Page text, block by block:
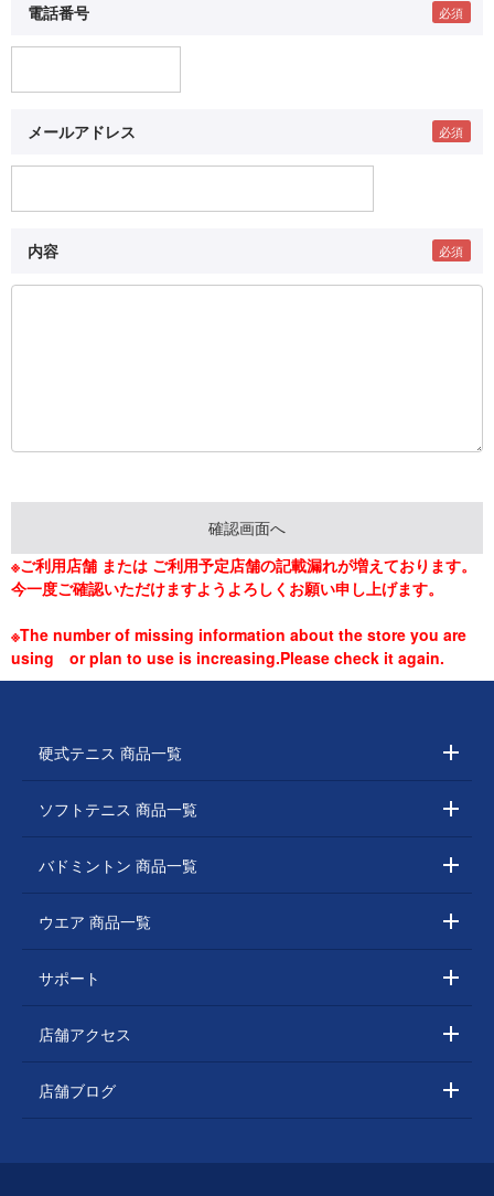
電話番号
メールアドレス
内容
※ご利用店舗 または ご利用予定店舗の記載漏れが増えております。
今一度ご確認いただけますようよろしくお願い申し上げます。
※The number of missing information about the store you are
using or plan to use is increasing.Please check it again.
硬式テニス 商品一覧
ソフトテニス 商品一覧
バドミントン 商品一覧
ウエア 商品一覧
サポート
店舗アクセス
店舗ブログ